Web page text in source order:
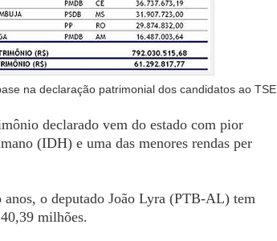
na declaração patrimonial dos candidatos ao TSE
declarado vem do estado com pior
(IDH) e uma das menores rendas per
anos, o deputado João Lyra (PTB-AL) tem
milhões.